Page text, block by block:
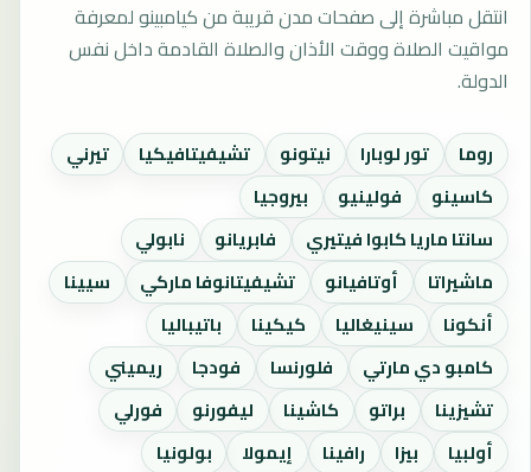
انتقل مباشرة إلى صفحات مدن قريبة من كيامبينو لمعرفة
مواقيت الصلاة ووقت الأذان والصلاة القادمة داخل نفس
الدولة.
روما تور لوبارا نيتونو تشيفيتافيكيا
تيرني
كاسينو
فولينيو
بيروجيا
سانتا ماريا كابوا فيتيري
فابريانو
نابولي
ماشيراتا
أوتافيانو تشيفيتانوفا ماركي
سيينا
أنكونا
سينيغاليا كيكينا
باتيباليا
كامبو دي مارتي
فلورنسا فودجا
ريميني
تشيزينا
براتو كاشينا ليفورنو
فورلي
أولبيا
بيزا رافينا إيمولا
بولونيا